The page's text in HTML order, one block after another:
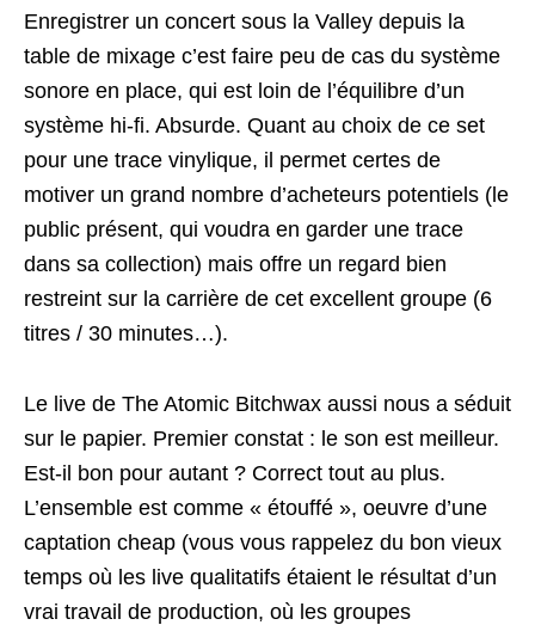
Enregistrer un concert sous la Valley depuis la
table de mixage c’est faire peu de cas du système
sonore en place, qui est loin de l’équilibre d’un
système hi-fi. Absurde. Quant au choix de ce set
pour une trace vinylique, il permet certes de
motiver un grand nombre d’acheteurs potentiels (le
public présent, qui voudra en garder une trace
dans sa collection) mais offre un regard bien
restreint sur la carrière de cet excellent groupe (6
titres / 30 minutes…).
Le live de The Atomic Bitchwax aussi nous a séduit
sur le papier. Premier constat : le son est meilleur.
Est-il bon pour autant ? Correct tout au plus.
L’ensemble est comme « étouffé », oeuvre d’une
captation cheap (vous vous rappelez du bon vieux
temps où les live qualitatifs étaient le résultat d’un
vrai travail de production, où les groupes